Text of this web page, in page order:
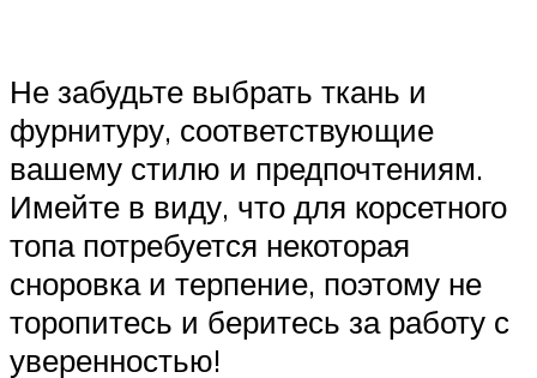
Не забудьте выбрать ткань и
фурнитуру, соответствующие
вашему стилю и предпочтениям.
Имейте в виду, что для корсетного
топа потребуется некоторая
сноровка и терпение, поэтому не
торопитесь и беритесь за работу с
уверенностью!